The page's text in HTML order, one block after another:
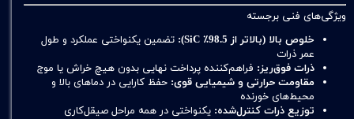
ویژگی‌های فنی برجسته
خلوص بالا (بالاتر از 98.5٪ SiC):
تضمین یکنواختی عملکرد و طول
عمر ذرات
ذرات فوق‌ریز: فراهم‌کننده پرداخت نهایی بدون هیچ خراش یا موج
مقاومت حرارتی و شیمیایی قوی: حفظ کارایی در دماهای بالا و
محیط‌های خورنده
توزیع ذرات کنترل‌شده: یکنواختی در همه مراحل صیقل‌کاری